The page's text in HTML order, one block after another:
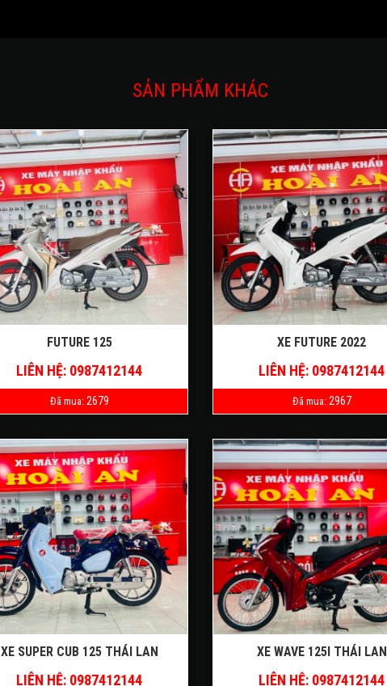
SẢN PHẨM KHÁC
FUTURE 125
LIÊN HỆ: 0987412144
Đã mua: 2679
XE FUTURE 2022
LIÊN HỆ: 0987412144
Đã mua: 2967
XE SUPER CUB 125 THÁI LAN
LIÊN HỆ: 0987412144
XE WAVE 125I THÁI LAN
LIÊN HỆ: 0987412144